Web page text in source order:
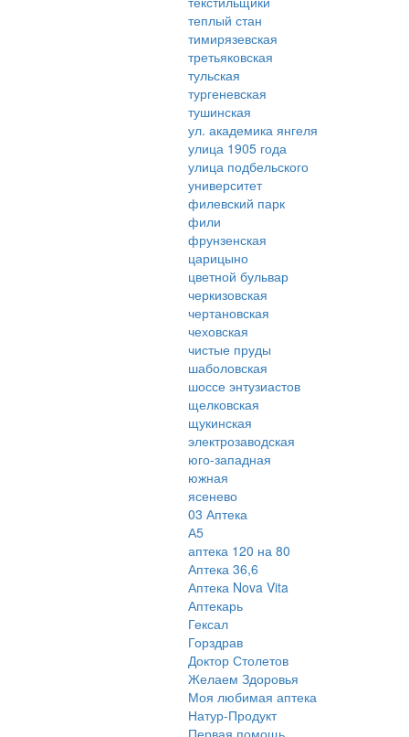
теплый стан
тимирязевская
третьяковская
тульская
тургеневская
тушинская
ул. академика янгеля
улица 1905 года
улица подбельского
университет
филевский парк
фили
фрунзенская
царицыно
цветной бульвар
черкизовская
чертановская
чеховская
чистые пруды
шаболовская
шоссе энтузиастов
щелковская
щукинская
электрозаводская
юго-западная
южная
ясенево
03 Аптека
А5
аптека 120 на 80
Аптека 36,6
Аптека Nova Vita
Аптекарь
Гексал
Горздрав
Доктор Столетов
Желаем Здоровья
Моя любимая аптека
Натур-Продукт
Первая помощь